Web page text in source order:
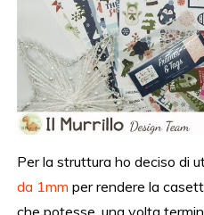
Per la struttura ho deciso di
da 1mm per rendere la